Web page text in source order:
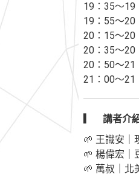
19：35～19
19：55～20
20：15～20
20：35～
20：50～21
21：00～21
▎ 講者介
🌱 王識安｜
🌱 楊偉宏｜
🌱 萬叔｜北